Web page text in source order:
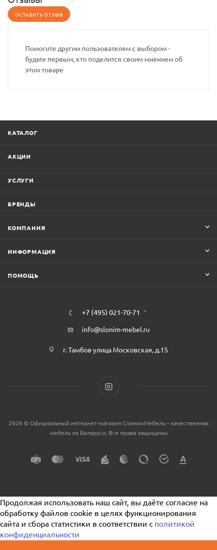
ОСТАВИТЬ ОТЗЫВ
Помогите другим пользователям с выбором -
будьте первым, кто поделится своим мнением об
этом товаре
КАТАЛОГ
АКЦИИ
УСЛУГИ
БРЕНДЫ
КОМПАНИЯ
ИНФОРМАЦИЯ
ПОМОЩЬ
+7 (495) 021-70-71
info@slonim-mebel.ru
г. Тамбов улица Московская, д.15
2026 © Официальный интернет-магазин СлонимМебель – качественная
мебель из Беларуси, Все права защищены
Продолжая использовать наш сайт, вы даёте согласие на
обработку файлов cookie в целях функционирования
сайта и сбора статистики в соответствии с политикой
конфиденциальности